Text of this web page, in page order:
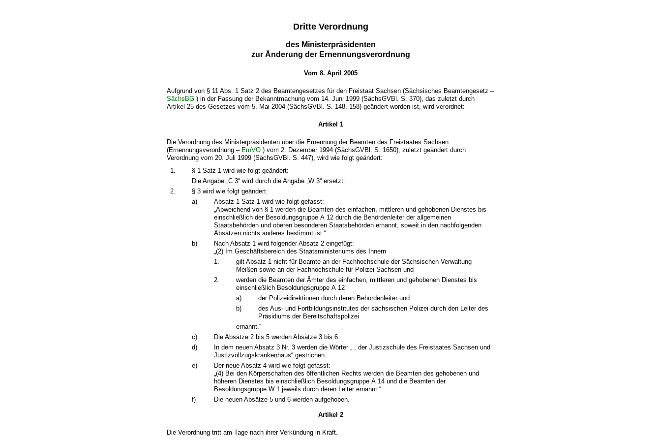
Dritte Verordnung
des Ministerpräsidenten
zur Änderung der Ernennungsverordnung
Vom 8. April 2005
Aufgrund von § 11 Abs. 1 Satz 2 des Beamtengesetzes für den Freistaat Sachsen (Sächsisches Beamtengesetz –
SächsBG ) in der Fassung der Bekanntmachung vom 14. Juni 1999 (SächsGVBl. S. 370), das zuletzt durch
Artikel 25 des Gesetzes vom 5. Mai 2004 (SächsGVBl. S. 148, 158) geändert worden ist, wird verordnet:
Artikel 1
Die Verordnung des Ministerpräsidenten über die Ernennung der Beamten des Freistaates Sachsen
(Ernennungsverordnung – ErnVO ) vom 2. Dezember 1994 (SächsGVBl. S. 1650), zuletzt geändert durch
Verordnung vom 20. Juli 1999 (SächsGVBl. S. 447), wird wie folgt geändert:
1.
§ 1 Satz 1 wird wie folgt geändert:
Die Angabe „C 3“ wird durch die Angabe „W 3“ ersetzt.
2.
§ 3 wird wie folgt geändert:
a)
Absatz 1 Satz 1 wird wie folgt gefasst:
„Abweichend von § 1 werden die Beamten des einfachen, mittleren und gehobenen Dienstes bis
einschließlich der Besoldungsgruppe A 12 durch die Behördenleiter der allgemeinen
Staatsbehörden und oberen besonderen Staatsbehörden ernannt, soweit in den nachfolgenden
Absätzen nichts anderes bestimmt ist.“
b)
Nach Absatz 1 wird folgender Absatz 2 eingefügt:
„(2) Im Geschäftsbereich des Staatsministeriums des Innern
1.
gilt Absatz 1 nicht für Beamte an der Fachhochschule der Sächsischen Verwaltung
Meißen sowie an der Fachhochschule für Polizei Sachsen und
2.
werden die Beamten der Ämter des einfachen, mittleren und gehobenen Dienstes bis
einschließlich Besoldungsgruppe A 12
a)
der Polizeidirektionen durch deren Behördenleiter und
b)
des Aus- und Fortbildungsinstitutes der sächsischen Polizei durch den Leiter des
Präsidiums der Bereitschaftspolizei
ernannt.“
c)
Die Absätze 2 bis 5 werden Absätze 3 bis 6.
d)
In dem neuen Absatz 3 Nr. 3 werden die Wörter „ , der Justizschule des Freistaates Sachsen und
Justizvollzugskrankenhaus“ gestrichen.
e)
Der neue Absatz 4 wird wie folgt gefasst:
„(4) Bei den Körperschaften des öffentlichen Rechts werden die Beamten des gehobenen und
höheren Dienstes bis einschließlich Besoldungsgruppe A 14 und die Beamten der
Besoldungsgruppe W 1 jeweils durch deren Leiter ernannt.“
f)
Die neuen Absätze 5 und 6 werden aufgehoben.
Artikel 2
Die Verordnung tritt am Tage nach ihrer Verkündung in Kraft.